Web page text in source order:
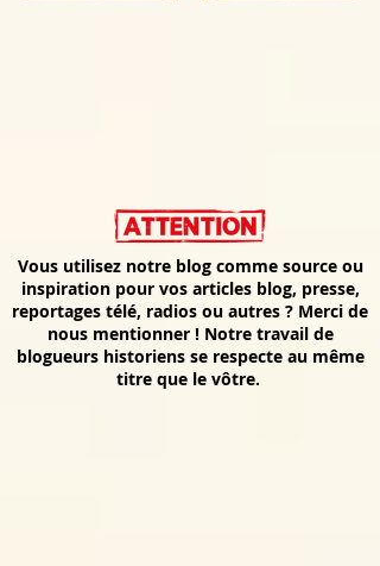
Vous utilisez notre blog comme source ou
inspiration pour vos articles blog, presse,
reportages télé, radios ou autres ? Merci de
nous mentionner ! Notre travail de
blogueurs historiens se respecte au même
titre que le vôtre.